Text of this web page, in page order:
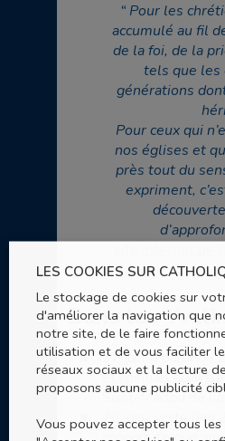
Pour les
accumulé au fil
de la foi, de la
tels que les
générations
Pour ceux qui
nos églises et
près tout du
expriment,
Dans les
27 juin, à partir de
et spirituel éclairé à
Saint-Maclou de
28 juin : visite des
LES COOKIES SUR
Le stockage de cookies sur
d'améliorer la navigation que
notre site, de le faire
utilisation et de vous faciliter
réseaux sociaux et la lecture
proposons aucune publicité
Vous pouvez accepter tous